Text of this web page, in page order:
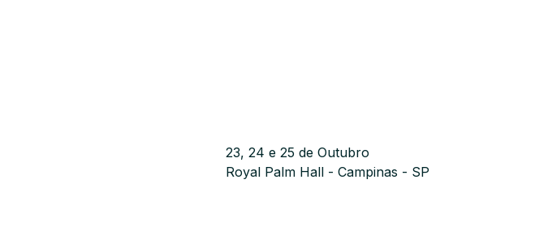
23, 24 e 25 de Outubro
Royal Palm Hall - Campinas - SP